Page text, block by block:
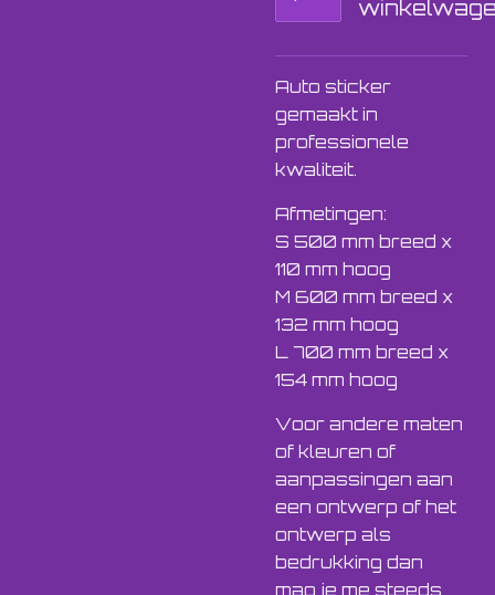
Auto sticker
gemaakt in
professionele
kwaliteit.
Afmetingen:
S 500 mm breed x
110 mm hoog
M 600 mm breed x
132 mm hoog
L 700 mm breed x
154 mm hoog
Voor andere maten
of kleuren of
aanpassingen aan
een ontwerp of het
ontwerp als
bedrukking dan
mag je me steeds